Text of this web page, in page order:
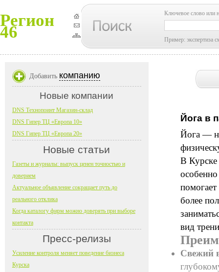
Регион
46
Ключевое слово или
Пример: экспертиза
Йога в
Йога —
В Курске
более
вид
Свежий
Добавить компанию
Новые компании
DNS Технопоинт Магазин-склад
DNS Гипер ТЦ «Европа 10»
DNS Гипер ТЦ «Европа 20»
Новые статьи
Газеты и журналы: выпуск ценен точностью и
доверием
Актуальное объявление сокращает путь до
реального отклика
Когда каталогу фирм можно доверять при выборе
контакта
Пресс-релизы
Усиление контроля меняет поведение бизнеса
Курска